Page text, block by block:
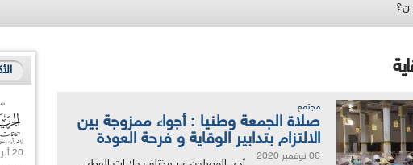
مجتمع
صلاة الجمعة وطنيا : أجواء ممزوجة بين
الالتزام بتدابير الوقاية و فرحة العودة
06 نوفمبر 2020 20 أبريل 2021 |